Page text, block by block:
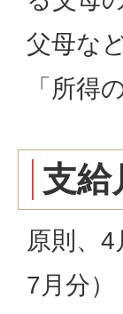
父母な
「所得
支給
原則、
7月分）